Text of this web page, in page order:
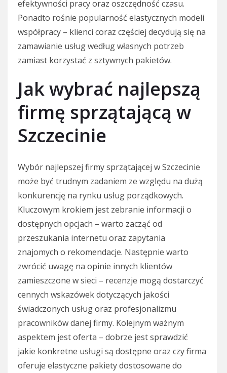
efektywności pracy oraz oszczędność czasu.
Ponadto rośnie popularność elastycznych modeli
współpracy – klienci coraz częściej decydują się na
zamawianie usług według własnych potrzeb
zamiast korzystać z sztywnych pakietów.
Jak wybrać najlepszą
firmę sprzątającą w
Szczecinie
Wybór najlepszej firmy sprzątającej w Szczecinie
może być trudnym zadaniem ze względu na dużą
konkurencję na rynku usług porządkowych.
Kluczowym krokiem jest zebranie informacji o
dostępnych opcjach – warto zacząć od
przeszukania internetu oraz zapytania
znajomych o rekomendacje. Następnie warto
zwrócić uwagę na opinie innych klientów
zamieszczone w sieci – recenzje mogą dostarczyć
cennych wskazówek dotyczących jakości
świadczonych usług oraz profesjonalizmu
pracowników danej firmy. Kolejnym ważnym
aspektem jest oferta – dobrze jest sprawdzić
jakie konkretne usługi są dostępne oraz czy firma
oferuje elastyczne pakiety dostosowane do